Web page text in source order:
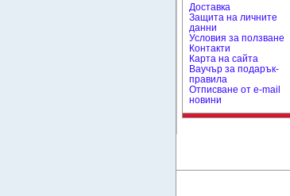
Доставка
Защита на личните
данни
Условия за ползване
Контакти
Карта на сайта
Ваучър за подарък-
правила
Отписване от e-mail
новини